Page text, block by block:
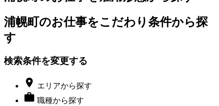
浦幌町のお仕事をこだわり条件から探
す
検索条件を変更する
 エリアから探す
 職種から探す